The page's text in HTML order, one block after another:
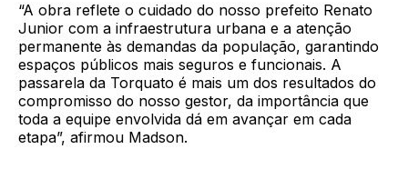
“A obra reflete o cuidado do nosso prefeito Renato
Junior com a infraestrutura urbana e a atenção
permanente às demandas da população, garantindo
espaços públicos mais seguros e funcionais. A
passarela da Torquato é mais um dos resultados do
compromisso do nosso gestor, da importância que
toda a equipe envolvida dá em avançar em cada
etapa”, afirmou Madson.